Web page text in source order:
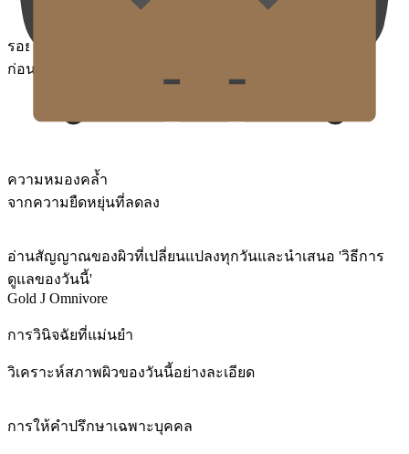
รอยแดง
ก่อนรอบเดือน
ความหมองคล้ำ
จากความยืดหยุ่นที่ลดลง
อ่านสัญญาณของผิวที่เปลี่ยนแปลงทุกวันและนำเสนอ 'วิธีการ
ดูแลของวันนี้'
Gold J Omnivore
การวินิจฉัยที่แม่นยำ
วิเคราะห์สภาพผิวของวันนี้อย่างละเอียด
การให้คำปรึกษาเฉพาะบุคคล